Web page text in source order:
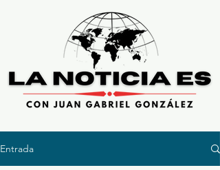
Entrada